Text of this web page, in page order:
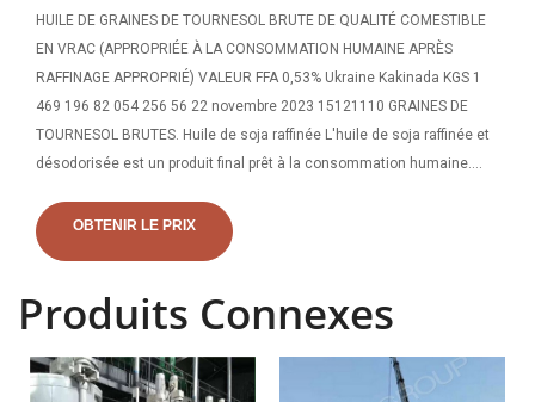
HUILE DE GRAINES DE TOURNESOL BRUTE DE QUALITÉ COMESTIBLE
EN VRAC (APPROPRIÉE À LA CONSOMMATION HUMAINE APRÈS
RAFFINAGE APPROPRIÉ) VALEUR FFA 0,53% Ukraine Kakinada KGS 1
469 196 82 054 256 56 22 novembre 2023 15121110 GRAINES DE
TOURNESOL BRUTES. Huile de soja raffinée L'huile de soja raffinée et
désodorisée est un produit final prêt à la consommation humaine.
brute dégraissée. Elle est généralement achetée pour un raffinage
ultérieur ou une autre fabrication.
OBTENIR LE PRIX
Produits Connexes